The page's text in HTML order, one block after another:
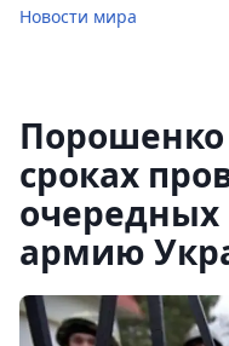
Новости мира
Порошенко
сроках
армию